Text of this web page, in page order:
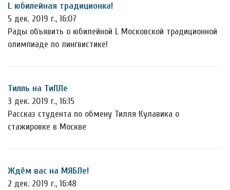
L юбилейная традиционка!
5 дек. 2019 г., 16:07
Рады объявить о юбилейной L Московской традиционной
олимпиаде по лингвистике!
Тилль на ТиПЛе
3 дек. 2019 г., 16:15
Рассказ студента по обмену Тилля Кулавика о
стажировке в Москве
Ждём вас на МЯБЛе!
2 дек. 2019 г., 16:48